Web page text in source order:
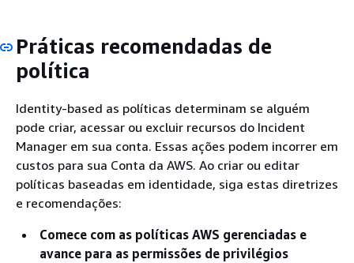
Práticas recomendadas de
política
Identity-based as políticas determinam se alguém
pode criar, acessar ou excluir recursos do Incident
Manager em sua conta. Essas ações podem incorrer em
custos para sua Conta da AWS. Ao criar ou editar
políticas baseadas em identidade, siga estas diretrizes
e recomendações:
Comece com as políticas AWS gerenciadas e
avance para as permissões de privilégios